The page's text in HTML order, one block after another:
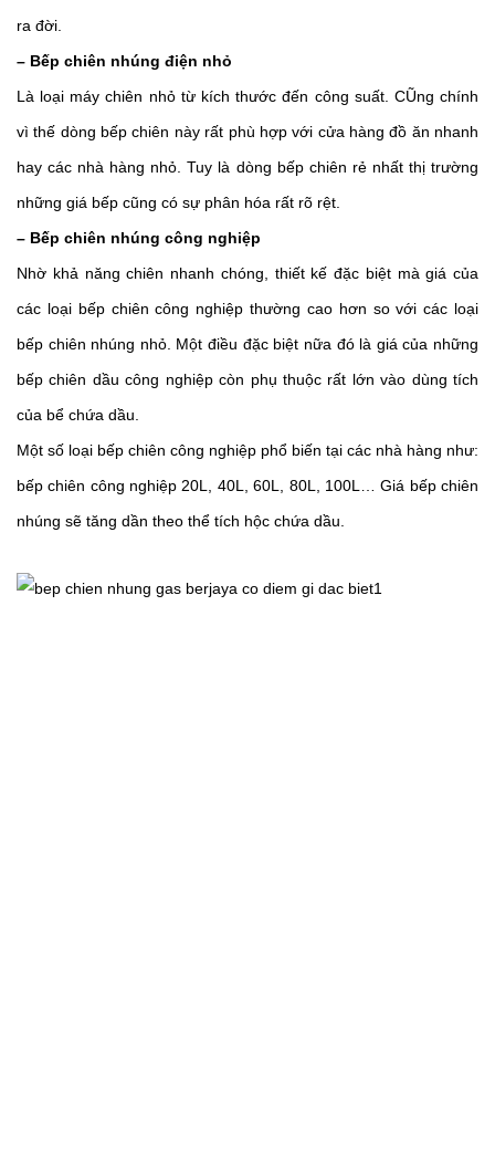
ra đời.
– Bếp chiên nhúng điện nhỏ
Là loại máy chiên nhỏ từ kích thước đến công suất. CŨng chính
vì thế dòng bếp chiên này rất phù hợp với cửa hàng đồ ăn nhanh
hay các nhà hàng nhỏ. Tuy là dòng bếp chiên rẻ nhất thị trường
những giá bếp cũng có sự phân hóa rất rõ rệt.
– Bếp chiên nhúng công nghiệp
Nhờ khả năng chiên nhanh chóng, thiết kế đặc biệt mà giá của
các loại bếp chiên công nghiệp thường cao hơn so với các loại
bếp chiên nhúng nhỏ. Một điều đặc biệt nữa đó là giá của những
bếp chiên dầu công nghiệp còn phụ thuộc rất lớn vào dùng tích
của bể chứa dầu.
Một số loại bếp chiên công nghiệp phổ biến tại các nhà hàng như:
bếp chiên công nghiệp 20L, 40L, 60L, 80L, 100L… Giá bếp chiên
nhúng sẽ tăng dần theo thể tích hộc chứa dầu.